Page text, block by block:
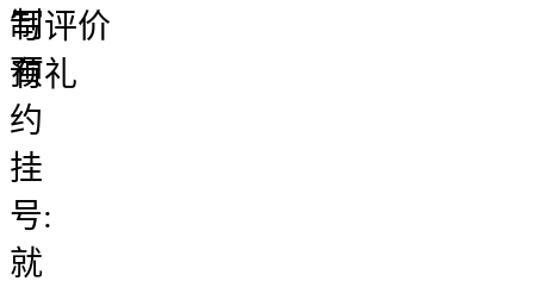
制
预
约
挂
号:
就
写评价
有礼